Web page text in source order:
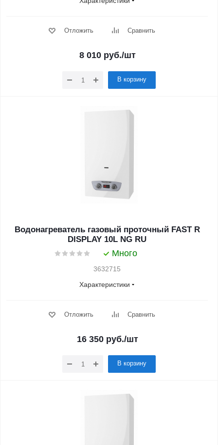
Отложить Сравнить
8 010руб./шт
В корзину
Водонагреватель газовый проточный FAST R
DISPLAY 10L NG RU
Много
3632715
Характеристики
Отложить Сравнить
16 350руб./шт
В корзину